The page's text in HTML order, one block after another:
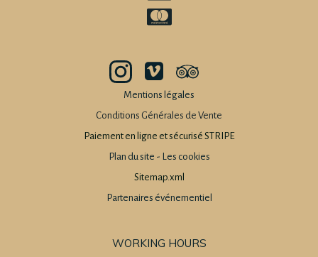
Mentions légales
Conditions Générales de Vente
Paiement en ligne et sécurisé STRIPE
Plan du site -
Les cookies
Sitemap.xml
Partenaires événementiel
WORKING HOURS